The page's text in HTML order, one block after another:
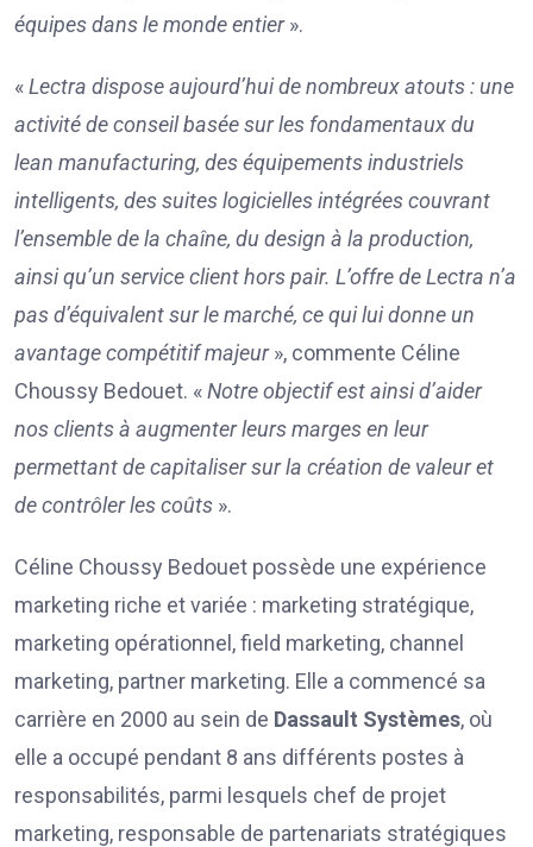
équipes dans le monde entier».
«Lectra dispose aujourd’hui de nombreux atouts : une
activité de conseil basée sur les fondamentaux du
lean manufacturing, des équipements industriels
intelligents, des suites logicielles intégrées couvrant
l’ensemble de la chaîne, du design à la production,
ainsi qu’un service client hors pair. L’offre de Lectra n’a
pas d’équivalent sur le marché, ce qui lui donne un
avantage compétitif majeur», commente Céline
Choussy Bedouet. «Notre objectif est ainsi d’aider
nos clients à augmenter leurs marges en leur
permettant de capitaliser sur la création de valeur et
de contrôler les coûts ».
Céline Choussy Bedouet possède une expérience
marketing riche et variée : marketing stratégique,
marketing opérationnel, field marketing, channel
marketing, partner marketing. Elle a commencé sa
carrière en 2000 au sein de Dassault Systèmes, où
elle a occupé pendant 8 ans différents postes à
responsabilités, parmi lesquels chef de projet
marketing, responsable de partenariats stratégiques